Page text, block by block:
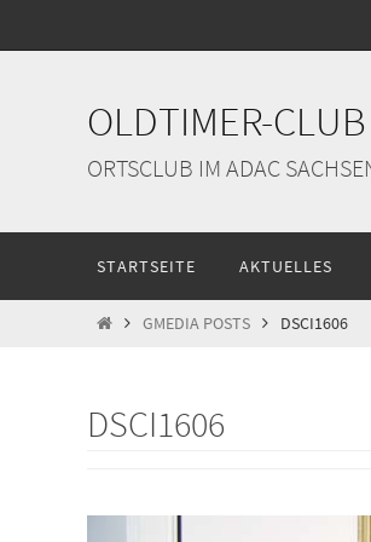
Inhalt
OLDTIMER-
ORTSCLUB IM ADAC
springen
STARTSEITE AKTUELLES
STARTGMEDIA POSTS DSCI1606
DSCI1606